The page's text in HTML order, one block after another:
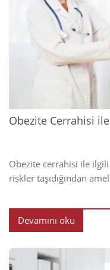
Obezite Cerrahisi
Obezite cerrahisi ile
riskler taşıdığından
Devamını oku